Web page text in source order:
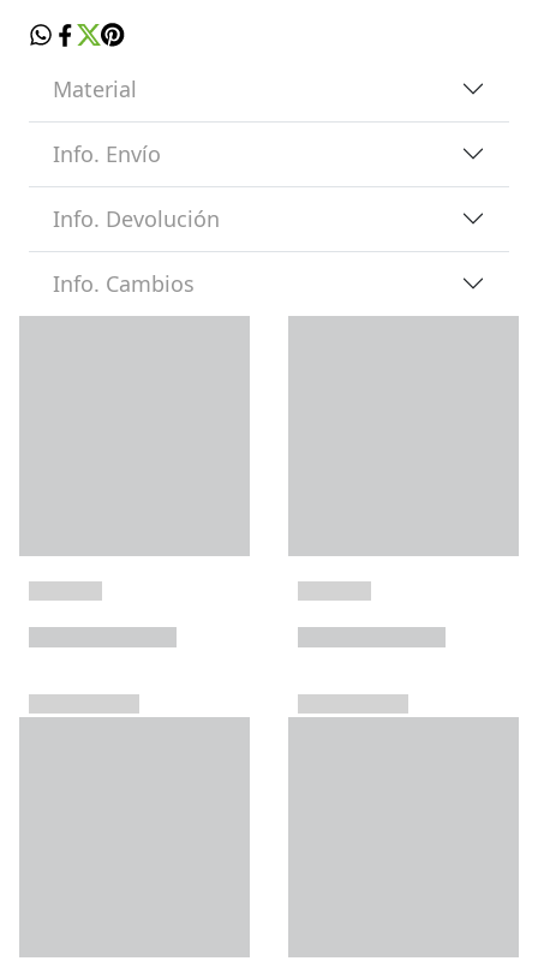
Material
Info. Envío
Info. Devolución
Info. Cambios